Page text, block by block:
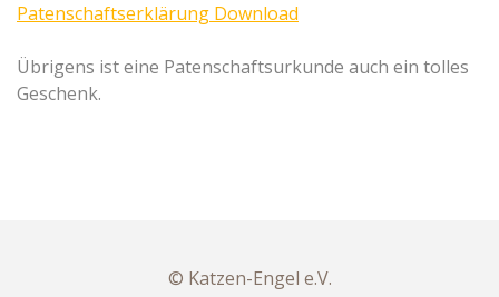
Patenschaftserklärung Download
Übrigens ist eine Patenschaftsurkunde auch ein tolles
Geschenk.
© Katzen-Engel e.V.